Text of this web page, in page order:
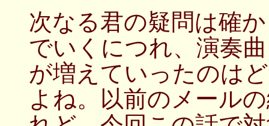
次なる君の疑問は確
でいくにつれ、演奏
が増えていったのは
よね。以前のメール